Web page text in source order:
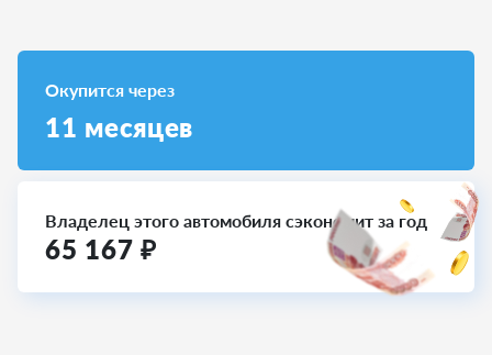
Окупится через
11 месяцев
Владелец этого автомобиля сэкономит за год
65 167 ₽